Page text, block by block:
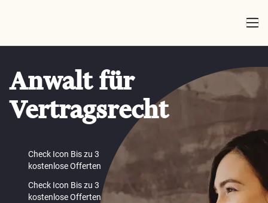
Anwalt für
Vertragsrecht
Check Icon Bis zu 3
kostenlose Offerten
Check Icon Bis zu 3
kostenlose Offerten